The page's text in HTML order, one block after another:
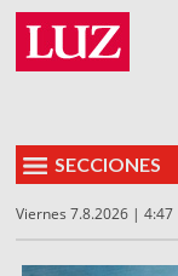
SECCIONES
Viernes 7.8.2026 | 4:47